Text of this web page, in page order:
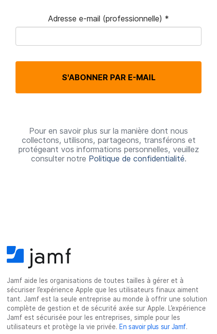
Adresse e-mail (professionnelle) *
t
o
i
S'ABONNER PAR E-MAIL
Pour en savoir plus sur la manière dont nous
collectons, utilisons, partageons, transférons et
protégeant vos informations personnelles, veuillez
consulter notre Politique de confidentialité.
Jamf aide les organisations de toutes tailles à gérer et à
sécuriser l’expérience Apple que les utilisateurs finaux aiment
tant. Jamf est la seule entreprise au monde à offrir une solution
complète de gestion et de sécurité axée sur Apple. L’expérience
Jamf est sécurisée pour les entreprises, simple pour les
utilisateurs et protège la vie privée. En savoir plus sur Jamf.